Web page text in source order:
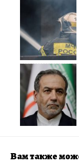
Вам также